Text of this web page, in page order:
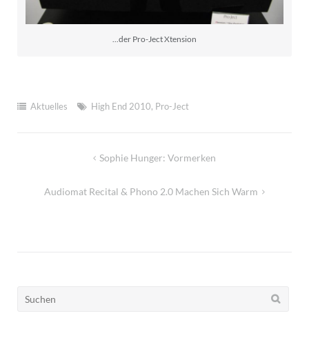
...der Pro-Ject Xtension
Aktuelles High End 2010, Pro-Ject
BeitragsnavigationSophie Hunger: Vormerken
Audiomat Recital & Phono 2.0 Machen Sich Warm
Suchen